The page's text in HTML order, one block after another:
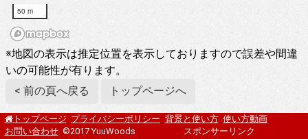
50 m
※地図の表示は推定位置を表示しておりますので誤差や間違
いの可能性が有ります。
< 前の頁へ戻る
トップページへ
トップページ プライバシーポリシー 背景と使い方 使い方動画
お問い合わせ ©2017 YuuWoods スポンサーリンク